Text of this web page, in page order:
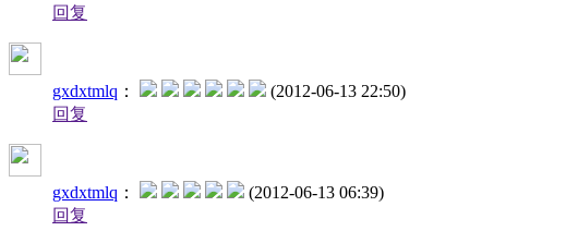
回复
gxdxtmlq ：
(2012-06-13 22:50)
回复
gxdxtmlq ：
(2012-06-13 06:39)
回复